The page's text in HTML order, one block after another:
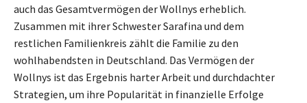
auch das Gesamtvermögen der Wollnys erheblich.
Zusammen mit ihrer Schwester Sarafina und dem
restlichen Familienkreis zählt die Familie zu den
wohlhabendsten in Deutschland. Das Vermögen der
Wollnys ist das Ergebnis harter Arbeit und durchdachter
Strategien, um ihre Popularität in finanzielle Erfolge